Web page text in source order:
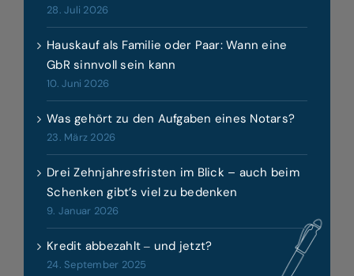
28. Juli 2026
Hauskauf als Familie oder Paar: Wann eine
GbR sinnvoll sein kann
10. Juni 2026
Was gehört zu den Aufgaben eines Notars?
23. März 2026
Drei Zehnjahresfristen im Blick – auch beim
Schenken gibt’s viel zu bedenken
9. Januar 2026
Kredit abbezahlt ‒ und jetzt?
24. September 2025